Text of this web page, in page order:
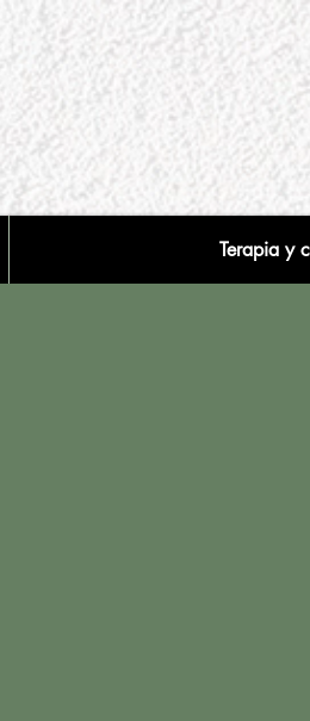
Terapia y